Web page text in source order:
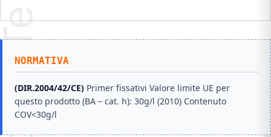
NORMATIVA
(DIR.2004/42/CE)Primer fissativi Valore limite UE per
questo prodotto (BA – cat. h): 30g/l (2010) Contenuto
COV<30g/l